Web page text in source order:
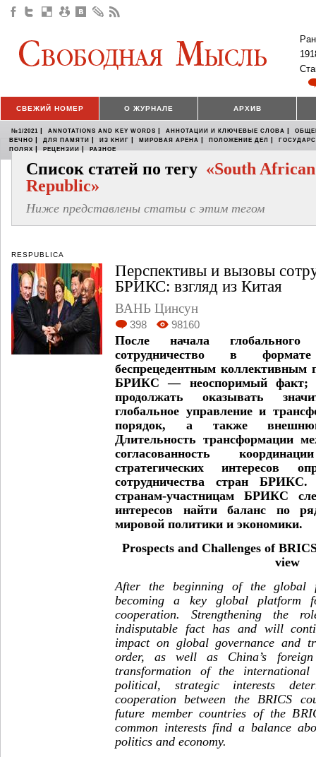
СВЕЖИЙ НОМЕР О ЖУРНАЛЕ АРХИВ
№1/2021 | ANNOTATIONS AND KEY WORDS | АННОТАЦИИ И КЛЮЧЕВЫЕ СЛОВА |
ВЕЧНО | ДЛЯ ПАМЯТИ | ИЗ КНИГ | МИРОВАЯ АРЕНА | ПОЛОЖЕНИЕ ДЕЛ |
ПОЛЯХ | РЕЦЕНЗИИ | РАЗНОЕ
Список статей по тегу «South African
Republic»
Ниже представлены статьи с этим тегом
RESPUBLICA
Перспективы и вызовы
БРИКС: взгляд из Китая
ВАНЬ Цинсун
398 98160
После начала глобального
сотрудничество в
беспрецедентным коллективным
БРИКС — неоспоримый факт;
продолжать оказывать
глобальное управление и
порядок, а также
Длительность трансформации
согласованность
стратегических интересов
сотрудничества стран
странам-участницам БРИКС
интересов найти баланс по
мировой политики и экономики.
Prospects and Challenges of
view
After the beginning of the global
becoming a key global platform
cooperation. Strengthening the
indisputable fact has and will
impact on global governance and
order, as well as China’s
transformation of the international
political, strategic interests
cooperation between the BRICS
future member countries of the
common interests find a balance
politics and economy.